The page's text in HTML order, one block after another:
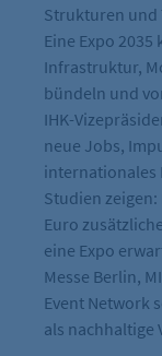
Strukturen und
Eine Expo
Infrastruktur,
bündeln und
IHK-
neue Jobs,
internationales
Studien zeigen:
Euro
eine Expo
Messe Berlin,
Event Network
als nachhaltige